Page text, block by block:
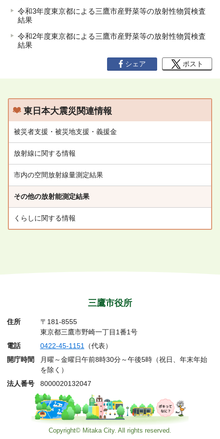
令和3年度東京都による三鷹市産野菜等の放射性物質検査
結果
令和2年度東京都による三鷹市産野菜等の放射性物質検査
結果
シェア ポスト
東日本大震災関連情報
被災者支援・被災地支援・義援金
放射線に関する情報
市内の空間放射線量測定結果
その他の放射能測定結果
くらしに関する情報
三鷹市役所
住所
〒181-8555
東京都三鷹市野崎一丁目1番1号
電話
0422-45-1151（代表）
開庁時間
月曜～金曜日午前8時30分～午後5時（祝日、年末年始
を除く）
法人番号
8000020132047
Copyright© Mitaka City. All rights reserved.